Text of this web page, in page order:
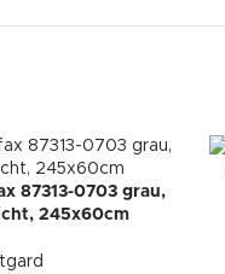
87313-0703 grau,
245x60cm